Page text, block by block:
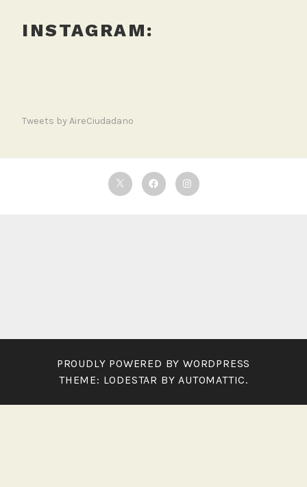
INSTAGRAM:
Tweets by AireCiudadano
TwitterFacebookInstagram
PROUDLY POWERED BY WORDPRESS
THEME: LODESTAR BYAUTOMATTIC.